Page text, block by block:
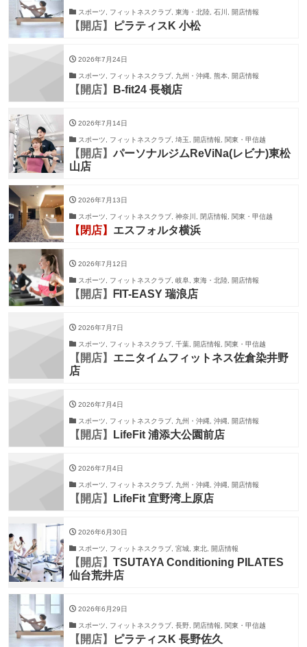
スポーツ, フィットネスクラブ, 東海・北陸, 石川, 開店情報
【開店】 ピラティスK 小松
2026年7月24日
スポーツ, フィットネスクラブ, 九州・沖縄, 熊本, 開店情報
【開店】 B-fit24 長嶺店
2026年7月14日
スポーツ, フィットネスクラブ, 埼玉, 開店情報, 関東・甲信越
【開店】パーソナルジムReViNa(レビナ)東松
山店
2026年7月13日
スポーツ, フィットネスクラブ, 神奈川, 閉店情報, 関東・甲信越
【閉店】 エスフォルタ横浜
2026年7月12日
スポーツ, フィットネスクラブ, 岐阜, 東海・北陸, 開店情報
【開店】 ᖴIT-EASY 瑞浪店
2026年7月7日
スポーツ, フィットネスクラブ, 千葉, 開店情報, 関東・甲信越
【開店】 エニタイムフィットネス佐倉染井野
店
2026年7月4日
スポーツ, フィットネスクラブ, 九州・沖縄, 沖縄, 開店情報
【開店】 LifeFit 浦添大公園前店
2026年7月4日
スポーツ, フィットネスクラブ, 九州・沖縄, 沖縄, 開店情報
【開店】 LifeFit 宜野湾上原店
2026年6月30日
スポーツ, フィットネスクラブ, 宮城, 東北, 開店情報
【開店】 TSUTAYA Conditioning PILATES
仙台荒井店
2026年6月29日
スポーツ, フィットネスクラブ, 長野, 閉店情報, 関東・甲信越
【開店】 ピラティスK 長野佐久